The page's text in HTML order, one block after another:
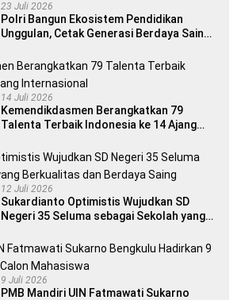
23 Juli 2026
Polri Bangun Ekosistem Pendidikan
Unggulan, Cetak Generasi Berdaya Saing
14 Juli 2026
Kemendikdasmen Berangkatkan 79
Talenta Terbaik Indonesia ke 14 Ajang
12 Juli 2026
Sukardianto Optimistis Wujudkan SD
Negeri 35 Seluma sebagai Sekolah yang
9 Juli 2026
PMB Mandiri UIN Fatmawati Sukarno